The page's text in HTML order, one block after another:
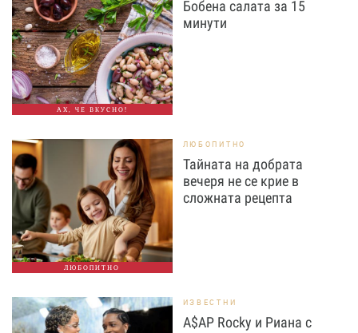
АХ, ЧЕ ВКУСНО!
Бобена салата за 15
минути
ЛЮБОПИТНО
ЛЮБОПИТНО
Тайната на добрата
вечеря не се крие в
сложната рецепта
ИЗВЕСТНИ
A$AP Rocky и Риана с